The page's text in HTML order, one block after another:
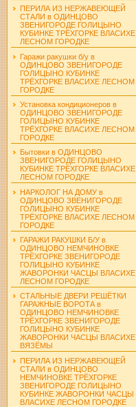
ПЕРИЛА ИЗ НЕРЖАВЕЮЩЕЙ
СТАЛИ в ОДИНЦОВО
ЗВЕНИГОРОДЕ ГОЛИЦЫНО
КУБИНКЕ ТРЁХГОРКЕ ВЛАСИХЕ
ЛЕСНОМ ГОРОДКЕ
Гаражи ракушки б/у в
ОДИНЦОВО ЗВЕНИГОРОДЕ
ГОЛИЦЫНО КУБИНКЕ
ТРЁХГОРКЕ ВЛАСИХЕ ЛЕСНОМ
ГОРОДКЕ
Установка кондиционеров в
ОДИНЦОВО ЗВЕНИГОРОДЕ
ГОЛИЦЫНО КУБИНКЕ
ТРЁХГОРКЕ ВЛАСИХЕ ЛЕСНОМ
ГОРОДКЕ
Бытовки в ОДИНЦОВО
ЗВЕНИГОРОДЕ ГОЛИЦЫНО
КУБИНКЕ ТРЁХГОРКЕ ВЛАСИХЕ
ЛЕСНОМ ГОРОДКЕ
НАРКОЛОГ НА ДОМУ в
ОДИНЦОВО ЗВЕНИГОРОДЕ
ГОЛИЦЫНО КУБИНКЕ
ТРЁХГОРКЕ ВЛАСИХЕ ЛЕСНОМ
ГОРОДКЕ
ГАРАЖИ РАКУШКИ Б/У в
ОДИНЦОВО НЕМЧИНОВКЕ
ТРЁХГОРКЕ ЗВЕНИГОРОДЕ
ГОЛИЦЫНО КУБИНКЕ
ЖАВОРОНКИ ЧАСЦЫ ВЛАСИХЕ
ЛЕСНОМ ГОРОДКЕ
СТАЛЬНЫЕ ДВЕРИ РЕШЁТКИ
ГАРАЖНЫЕ ВОРОТА в
ОДИНЦОВО НЕМЧИНОВКЕ
ТРЁХГОРКЕ ЗВЕНИГОРОДЕ
ГОЛИЦЫНО КУБИНКЕ
ЖАВОРОНКИ ЧАСЦЫ ВЛАСИХЕ
ВЯЗЁМЫ
ПЕРИЛА ИЗ НЕРЖАВЕЮЩЕЙ
СТАЛИ в ОДИНЦОВО
НЕМЧИНОВКЕ ТРЁХГОРКЕ
ЗВЕНИГОРОДЕ ГОЛИЦЫНО
КУБИНКЕ ЖАВОРОНКИ ЧАСЦЫ
ВЛАСИХЕ ЛЕСНОМ ГОРОДКЕ